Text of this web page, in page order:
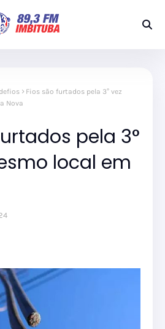
Fios são furtados pela 3° vez
Nova
pela 3°
local em